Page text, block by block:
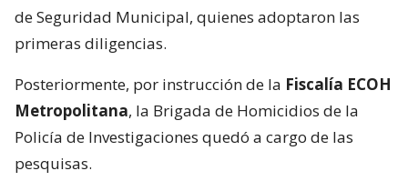
de Seguridad Municipal, quienes adoptaron las
primeras diligencias.
Posteriormente, por instrucción de la Fiscalía ECOH
Metropolitana, la Brigada de Homicidios de la
Policía de Investigaciones quedó a cargo de las
pesquisas.